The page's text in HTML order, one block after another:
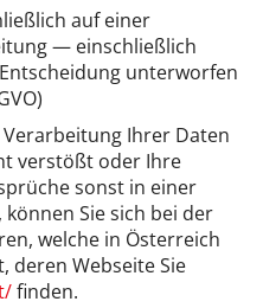
auf einer
— einschließlich
unterworfen
Ihrer Daten
verstößt oder Ihre
sonst in einer
Sie sich bei der
welche in Österreich
deren Webseite Sie
finden.